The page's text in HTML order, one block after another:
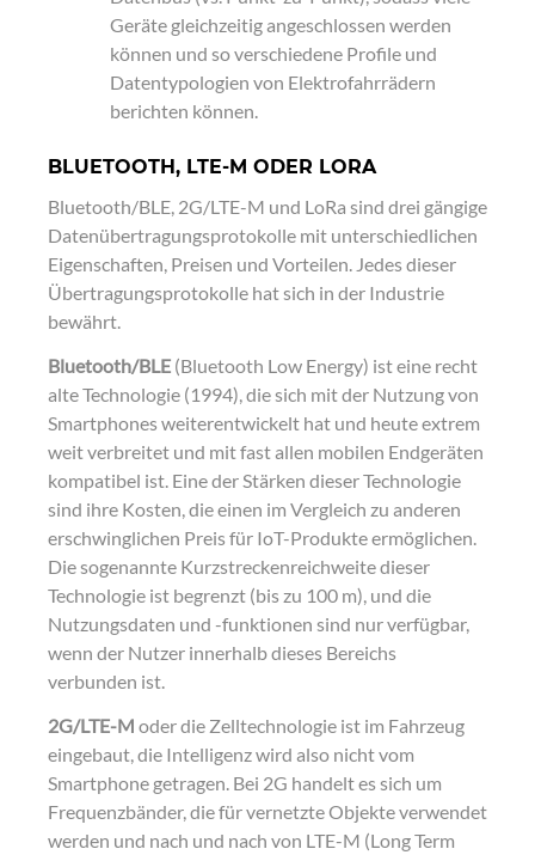
Geräte gleichzeitig angeschlossen werden
können und so verschiedene Profile und
Datentypologien von Elektrofahrrädern
berichten können.
BLUETOOTH, LTE-M ODER LORA
Bluetooth/BLE, 2G/LTE-M und LoRa sind drei gängige
Datenübertragungsprotokolle mit unterschiedlichen
Eigenschaften, Preisen und Vorteilen. Jedes dieser
Übertragungsprotokolle hat sich in der Industrie
bewährt.
Bluetooth/BLE (Bluetooth Low Energy) ist eine recht
alte Technologie (1994), die sich mit der Nutzung von
Smartphones weiterentwickelt hat und heute extrem
weit verbreitet und mit fast allen mobilen Endgeräten
kompatibel ist. Eine der Stärken dieser Technologie
sind ihre Kosten, die einen im Vergleich zu anderen
erschwinglichen Preis für IoT-Produkte ermöglichen.
Die sogenannte Kurzstreckenreichweite dieser
Technologie ist begrenzt (bis zu 100 m), und die
Nutzungsdaten und -funktionen sind nur verfügbar,
wenn der Nutzer innerhalb dieses Bereichs
verbunden ist.
2G/LTE-M oder die Zelltechnologie ist im Fahrzeug
eingebaut, die Intelligenz wird also nicht vom
Smartphone getragen. Bei 2G handelt es sich um
Frequenzbänder, die für vernetzte Objekte verwendet
werden und nach und nach von LTE-M (Long Term